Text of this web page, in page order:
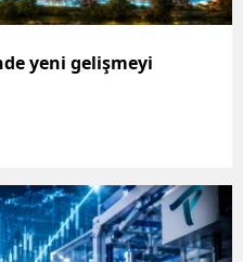
yeni gelişmeyi